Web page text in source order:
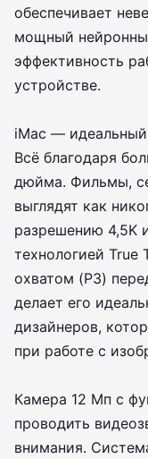
обеспечивает
мощный
эффективность
устройстве.
iMac — идеальный
Всё благодаря
дюйма. Фильмы,
выглядят как
разрешению 4,5K
технологией
охватом (P3)
делает его
дизайнеров,
при работе с
Камера 12 Мп с
проводить
внимания.